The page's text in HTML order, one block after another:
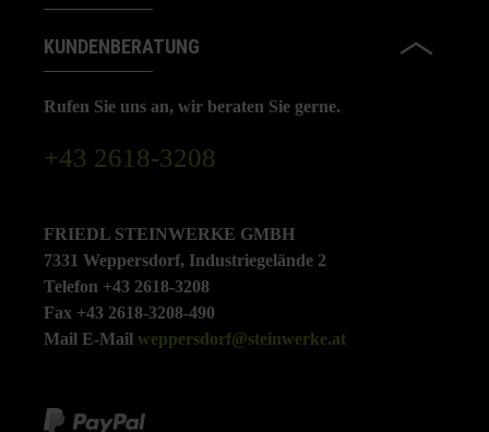
KUNDENBERATUNG
Rufen Sie uns an, wir beraten Sie gerne.
+43 2618-3208
FRIEDL STEINWERKE GMBH
7331 Weppersdorf, Industriegelände 2
Telefon +43 2618-3208
Fax +43 2618-3208-490
Mail E-Mail weppersdorf@steinwerke.at